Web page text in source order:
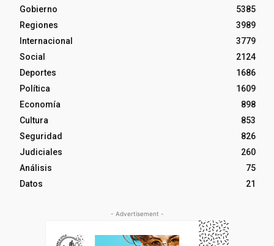
Gobierno
5385
Regiones
3989
Internacional
3779
Social
2124
Deportes
1686
Política
1609
Economía
898
Cultura
853
Seguridad
826
Judiciales
260
Análisis
75
Datos
21
- Advertisement -